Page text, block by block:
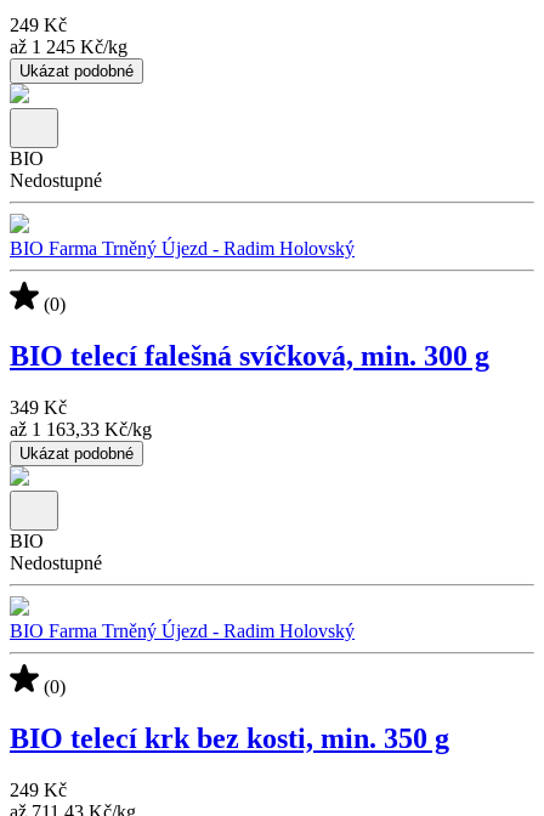
249 Kč
až 1 245 Kč/kg
Ukázat podobné
BIO
Nedostupné
BIO Farma Trněný Újezd - Radim Holovský
(0)
BIO telecí falešná svíčková, min. 300 g
349 Kč
až 1 163,33 Kč/kg
Ukázat podobné
BIO
Nedostupné
BIO Farma Trněný Újezd - Radim Holovský
(0)
BIO telecí krk bez kosti, min. 350 g
249 Kč
až 711,43 Kč/kg